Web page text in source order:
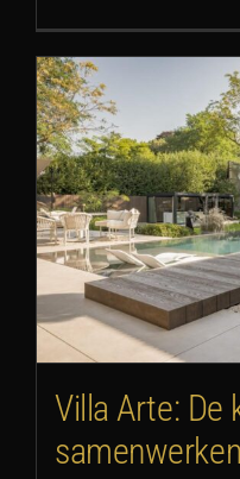
Villa Arte: De
samenwerken